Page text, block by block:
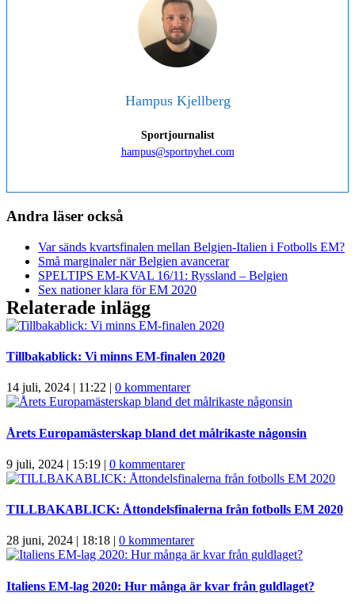
Hampus Kjellberg
Sportjournalist
hampus@sportnyhet.com
Andra läser också
Var sänds kvartsfinalen mellan Belgien-Italien i Fotbolls EM?
Små marginaler när Belgien avancerar
SPELTIPS EM-KVAL 16/11: Ryssland – Belgien
Sex nationer klara för EM 2020
Relaterade inlägg
Tillbakablick: Vi minns EM-finalen 2020
14 juli, 2024 | 11:22 | 0 kommentarer
Årets Europamästerskap bland det målrikaste någonsin
9 juli, 2024 | 15:19 | 0 kommentarer
TILLBAKABLICK: Åttondelsfinalerna från fotbolls EM 2020
28 juni, 2024 | 18:18 0 kommentarer
Italiens EM-lag 2020: Hur många är kvar från guldlaget?